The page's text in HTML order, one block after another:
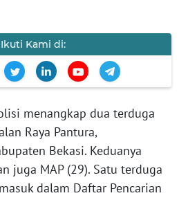
Ikuti Kami di:
menangkap dua terduga
Raya Pantura,
Bekasi. Keduanya
juga MAP (29). Satu terduga
dalam Daftar Pencarian